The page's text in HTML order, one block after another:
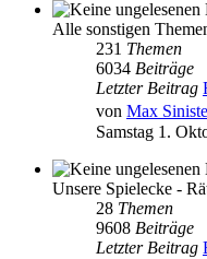
Alle sonstigen
231 Themen
6034 Beiträge
Letzter Beitrag
von Max
Samstag 1.
Unsere Spielecke -
28 Themen
9608 Beiträge
Letzter Beitrag